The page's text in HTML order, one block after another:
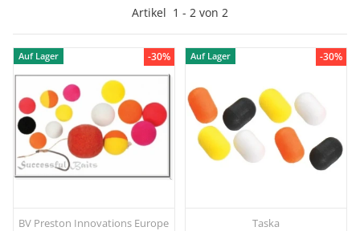
Artikel 1 - 2 von 2
Auf Lager -30%
BV Preston Innovations Europe
Auf Lager -30%
Taska